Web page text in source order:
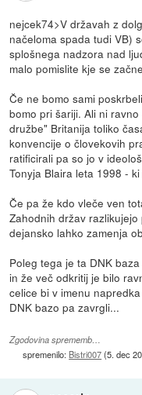
nejcek74>V državah z
načeloma spada tudi VB)
splošnega nadzora nad
malo pomislite kje se
Če ne bomo sami
bomo pri šariji. Ali ni
družbe" Britanija toliko
konvencije o človekovih
ratificirali pa so jo v
Tonyja Blaira leta 1998 -
Če pa že kdo vleče ven
Zahodnih držav
dejansko lahko zamenja
Poleg tega je ta DNK
in že več odkritij je bilo
celice bi v imenu
DNK bazo pa zavrgli...
Zgodovina sprememb…
spremenilo: Bistri007(5. dec